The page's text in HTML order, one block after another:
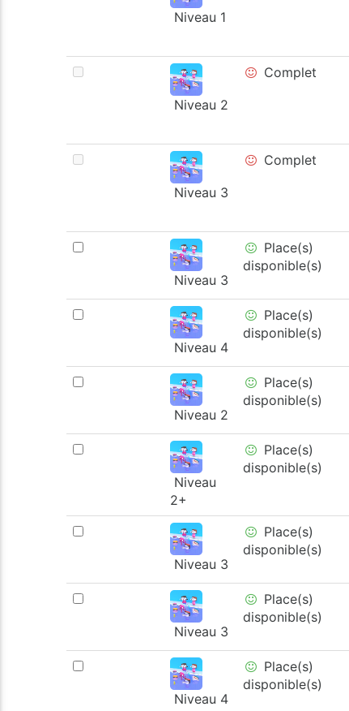
Niveau 1
Niveau 2
Complet
Niveau 3
Complet
Niveau 3
Place(s)
disponible(s)
Niveau 4
Place(s)
disponible(s)
Niveau 2
Place(s)
disponible(s)
Niveau
2+
Place(s)
disponible(s)
Niveau 3
Place(s)
disponible(s)
Niveau 3
Place(s)
disponible(s)
Niveau 4
Place(s)
disponible(s)